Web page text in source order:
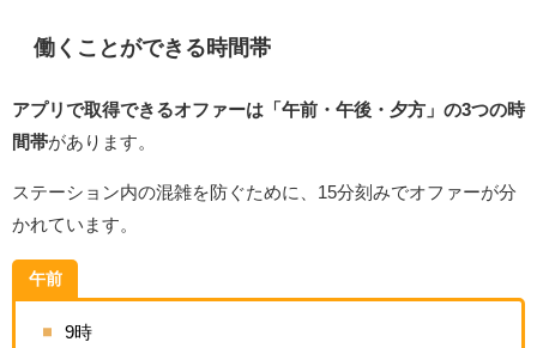
働くことができる時間帯
アプリで取得できるオファーは「午前・午後・夕方」の3つの時
間帯があります。
ステーション内の混雑を防ぐために、15分刻みでオファーが分
かれています。
午前
9時